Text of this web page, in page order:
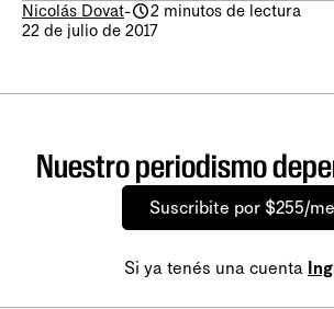
Nicolás Dovat-
2 minutos de lectura
22 de julio de 2017
Nuestro periodismo
Suscribite por $255/
Si ya tenés una cuenta